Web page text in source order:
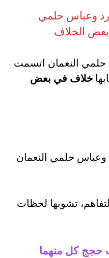
الخلاف
حلمي النعمان اتسمت
خلاف في بعض
وعباس حلمي النعمان
تشوبها لحظات
حجج كل منهما